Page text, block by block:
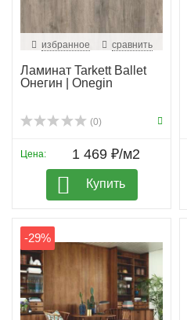
избранное сравнить
Ламинат Tarkett Ballet
Онегин | Onegin
(0)
Цена: 1 469 ₽/м2
Купить
-29%